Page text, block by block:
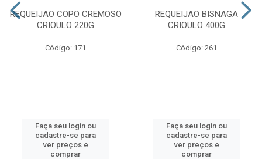
REQUEIJAO COPO CREMOSO
CRIOULO 220G
Código: 171
Faça seu login ou
cadastre-se para
ver preços e
comprar
REQUEIJAO BISNAGA
CRIOULO 400G
Código: 261
Faça seu login ou
cadastre-se para
ver preços e
comprar